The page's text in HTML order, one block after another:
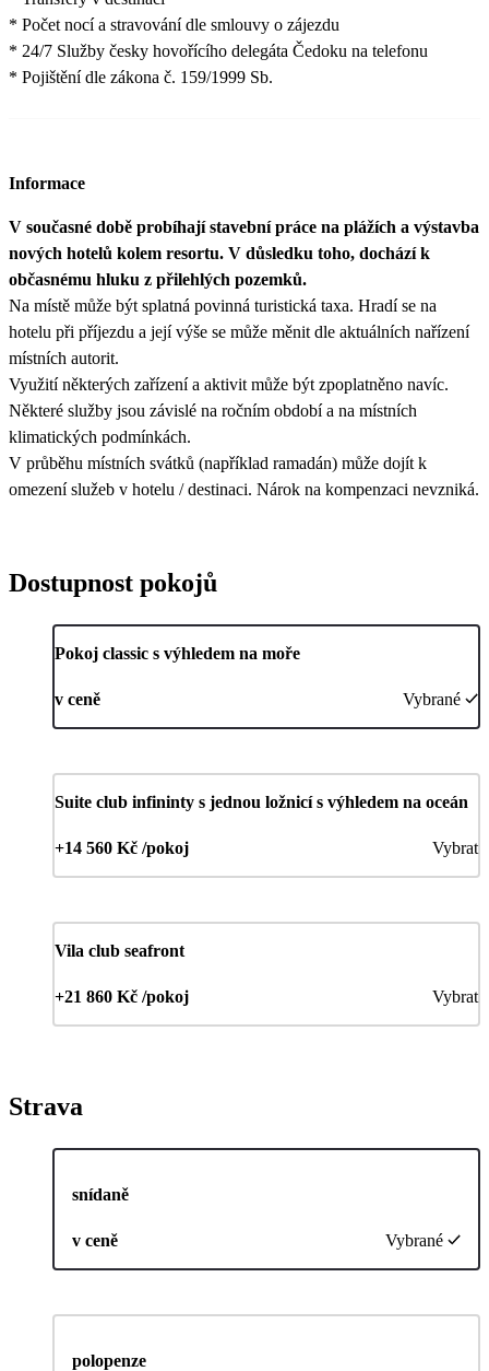
* Počet nocí a stravování dle smlouvy o zájezdu
* 24/7 Služby česky hovořícího delegáta Čedoku na telefonu
* Pojištění dle zákona č. 159/1999 Sb.
Informace
V současné době probíhají stavební práce na plážích a výstavba
nových hotelů kolem resortu. V důsledku toho, dochází k
občasnému hluku z přilehlých pozemků.
Na místě může být splatná povinná turistická taxa. Hradí se na
hotelu při příjezdu a její výše se může měnit dle aktuálních nařízení
místních autorit.
Využití některých zařízení a aktivit může být zpoplatněno navíc.
Některé služby jsou závislé na ročním období a na místních
klimatických podmínkách.
V průběhu místních svátků (například ramadán) může dojít k
omezení služeb v hotelu / destinaci. Nárok na kompenzaci nevzniká.
Dostupnost pokojů
Pokoj classic s výhledem na moře
v ceně Vybrané
Suite club infininty s jednou ložnicí s výhledem na oceán
+14 560 Kč /pokoj Vybrat
Vila club seafront
+21 860 Kč /pokoj Vybrat
Strava
snídaně
v ceně Vybrané
polopenze